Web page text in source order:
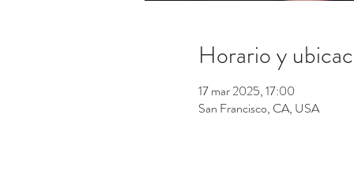
Horario y
17 mar 2025, 17:00
San Francisco, CA, USA